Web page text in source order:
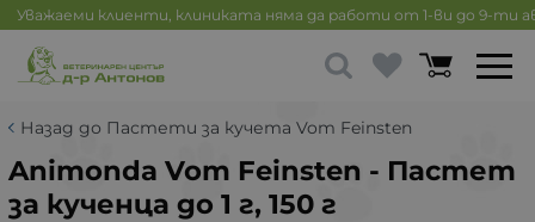
Уважаеми клиенти, клиниката няма да работи от 1-ви до 9-ти
Назад до Пастети за кучета Vom Feinsten
Animonda Vom Feinsten - Пастет
за кученца до 1 г, 150 г